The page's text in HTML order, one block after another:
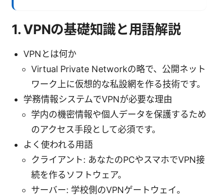
1. VPNの基礎知識と用語解説
VPNとは何か
Virtual Private Networkの略で、公開ネット
ワーク上に仮想的な私設網を作る技術です。
学務情報システムでVPNが必要な理由
学内の機密情報や個人データを保護するため
のアクセス手段として必須です。
よく使われる用語
クライアント: あなたのPCやスマホでVPN接
続を作るソフトウェア。
サーバー: 学校側のVPNゲートウェイ。